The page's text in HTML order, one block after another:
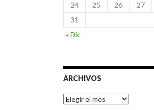
24
25 26 27
31
« Dic
ARCHIVOS
Archivos